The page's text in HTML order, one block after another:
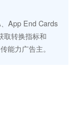
App End Cards
取转换指标和
能力广告主。